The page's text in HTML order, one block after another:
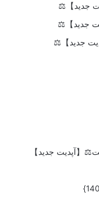
【آپدیت جدید】